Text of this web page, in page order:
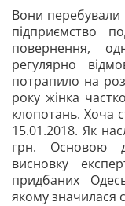
Вони
підприємство
повернення,
регулярно
потрапило на
року жінка
клопотань. Хоча
15.01.2018. Як
грн. Основою
висновку
придбаних
якому значилася